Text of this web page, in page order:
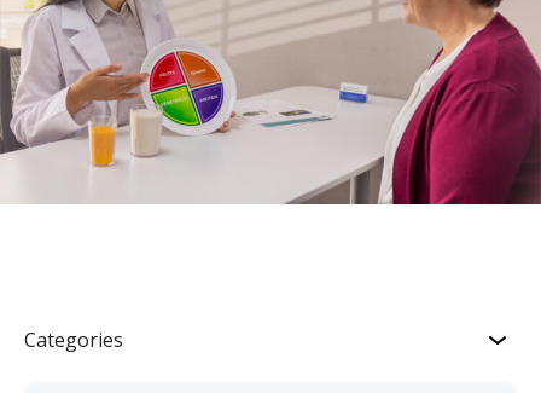
Categories